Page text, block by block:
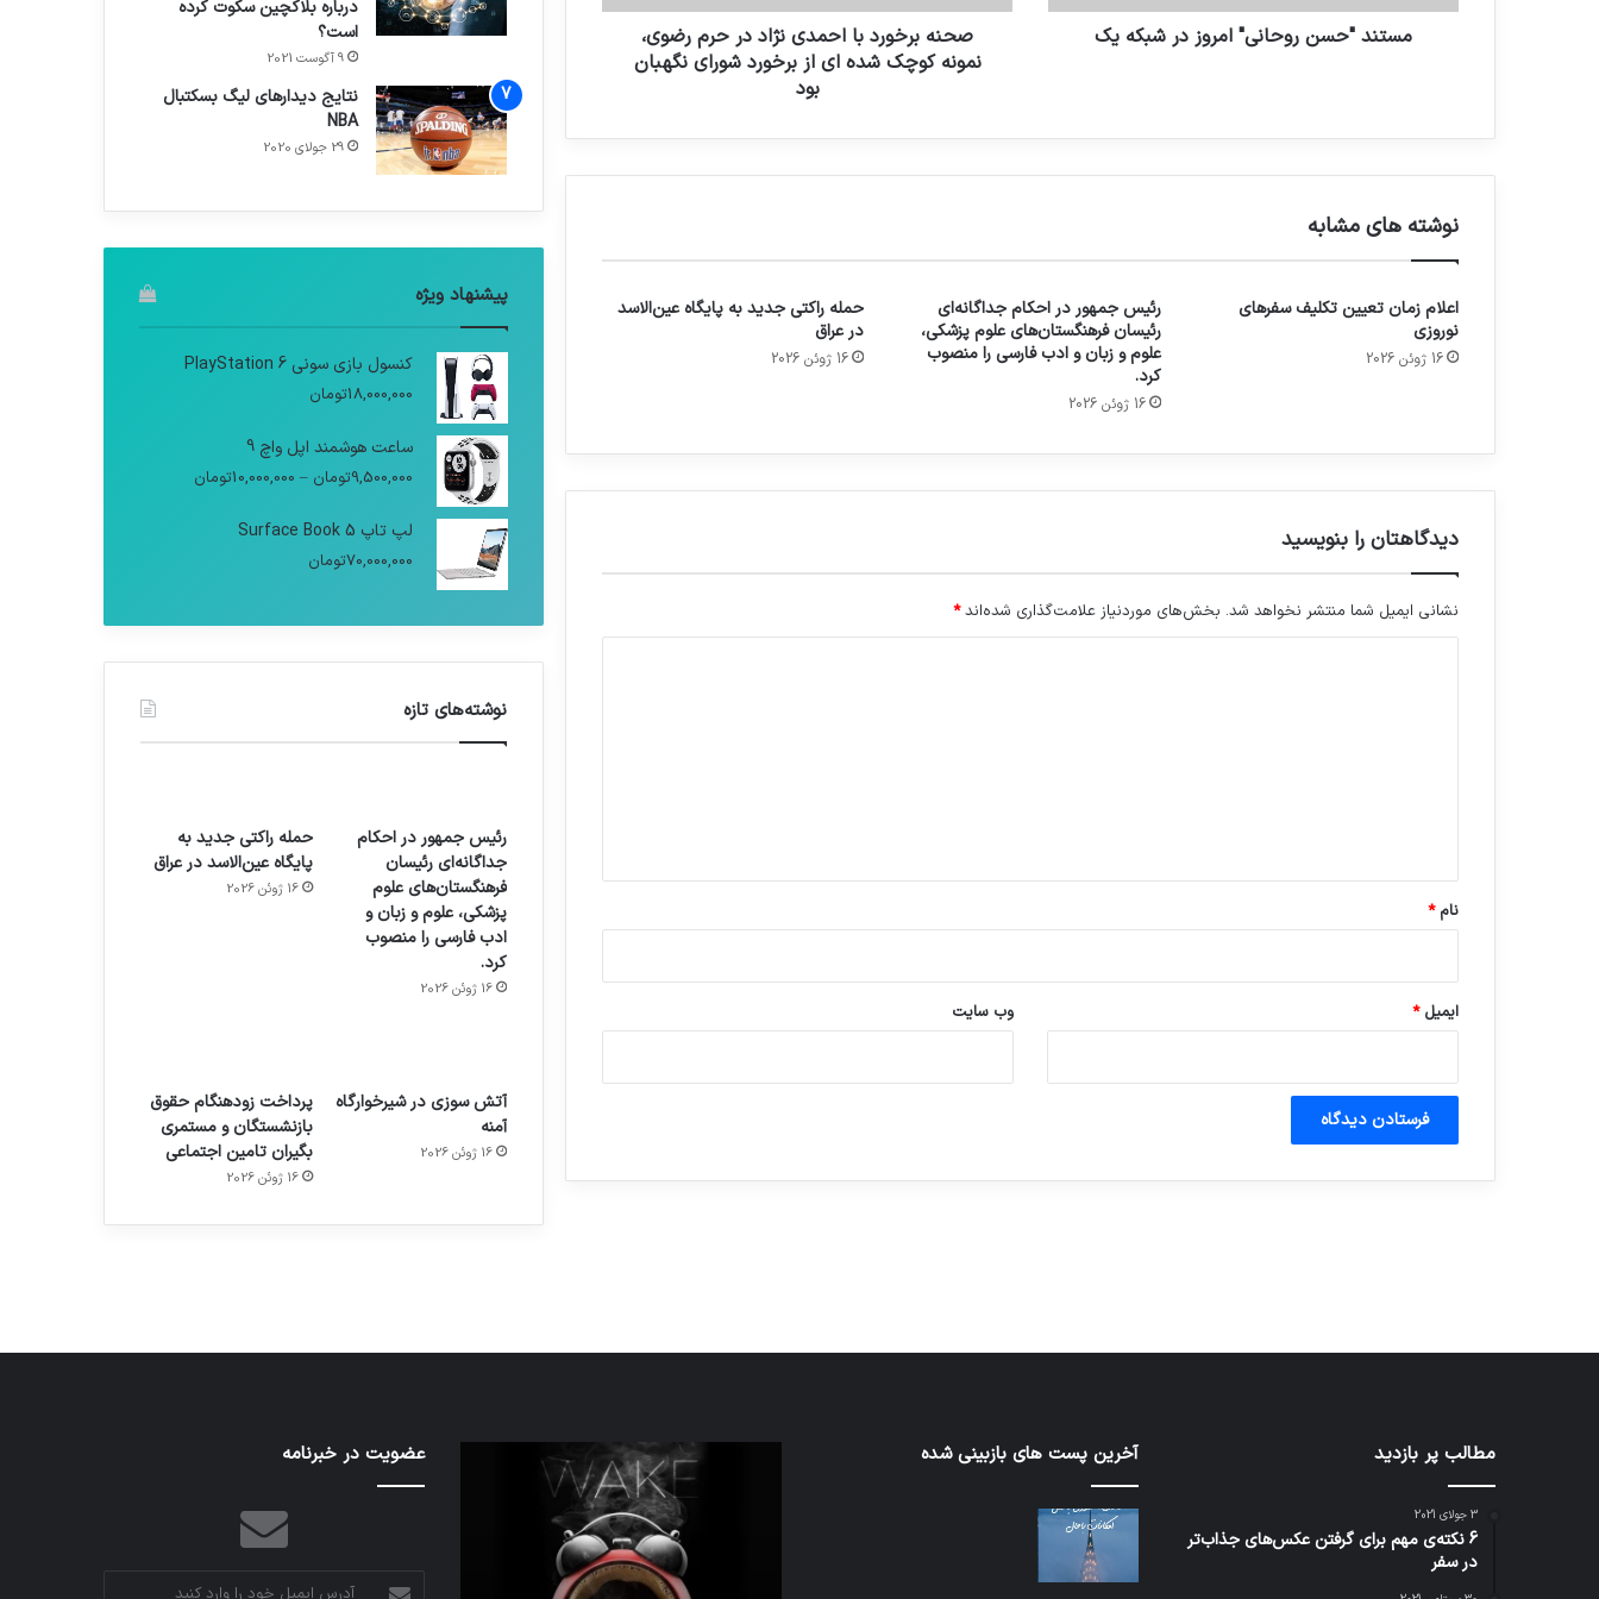
مستند "حسن روحانی" امروز در شبکه یک
صحنه برخورد با احمدی نژاد در حرم رضوی،
نمونه کوچک شده ای از برخورد شورای نگهبان
بود
نوشته های مشابه
اعلام زمان تعیین تکلیف سفرهای
نوروزی
16 ژوئن 2026
رئیس جمهور در احکام جداگانه‌ای
رئیسان فرهنگستان‌های علوم پزشکی،
علوم و زبان و ادب فارسی را منصوب
کرد.
16 ژوئن 2026
حمله راکتی جدید به پایگاه عین‌الاسد
در عراق
16 ژوئن 2026
دیدگاهتان را بنویسید
نشانی ایمیل شما منتشر نخواهد شد. بخش‌های موردنیاز علامت‌گذاری شده‌اند*
نام*
ایمیل* وب‌ سایت
درباره بلاکچین سکوت کرده
است؟
9 آگوست 2021
نتایج دیدار‌های لیگ بسکتبال
NBA
29 جولای 2020
پیشنهاد ویژه
کنسول بازی سونی PlayStation 6
18,000,000تومان
ساعت هوشمند اپل واچ 9
9,500,000تومان –
10,000,000تومان
لپ تاپ Surface Book 5
70,000,000تومان
نوشته‌های تازه
رئیس جمهور در احکام
جداگانه‌ای رئیسان
فرهنگستان‌های علوم
پزشکی، علوم و زبان و
ادب فارسی را منصوب
کرد.
16 ژوئن 2026
حمله راکتی جدید به
پایگاه عین‌الاسد در عراق
16 ژوئن 2026
آتش سوزی در شیرخوارگاه
آمنه
16 ژوئن 2026
پرداخت زودهنگام حقوق
بازنشستگان و مستمری
بگیران تامین اجتماعی
16 ژوئن 2026
هدفون های 2023
مطالب پر بازدید
3 جولای 2021
6 نکته‌ی مهم برای گرفتن عکس‌های جذاب‌تر
در سفر
آخرین پست های بازبینی شده
کدام
پیام‌رسان
کاربران
نخستین
کاملا
خودران
نقلیه
اپل
اف‌ای‌تی‌اف
عضویت در خبرنامه
آدرس